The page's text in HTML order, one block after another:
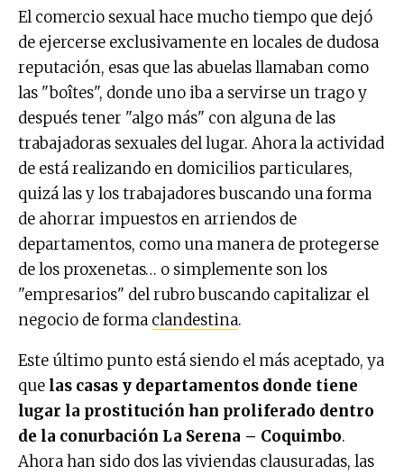
El comercio sexual hace mucho tiempo que dejó
de ejercerse exclusivamente en locales de dudosa
reputación, esas que las abuelas llamaban como
las "boîtes", donde uno iba a servirse un trago y
después tener "algo más" con alguna de las
trabajadoras sexuales del lugar. Ahora la actividad
de está realizando en domicilios particulares,
quizá las y los trabajadores buscando una forma
de ahorrar impuestos en arriendos de
departamentos, como una manera de protegerse
de los proxenetas… o simplemente son los
"empresarios" del rubro buscando capitalizar el
negocio de forma clandestina.
Este último punto está siendo el más aceptado, ya
que las casas y departamentos donde tiene
lugar la prostitución han proliferado dentro
de la conurbación La Serena – Coquimbo.
Ahora han sido dos las viviendas clausuradas, las